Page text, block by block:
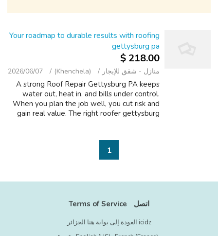
Your roadmap to durable results with roofing
gettysburg pa
218.00 $
منازل - شقق للإيجار (Khenchela)
2026/06/07
A strong Roof Repair Gettysburg PA keeps
water out, heat in, and bills under control.
When you plan the job well, you cut risk and
gain real value. The right roofer gettysburg
1
اتصل Terms of Service
icidz العودة إلى بوابة هنا الجزائر